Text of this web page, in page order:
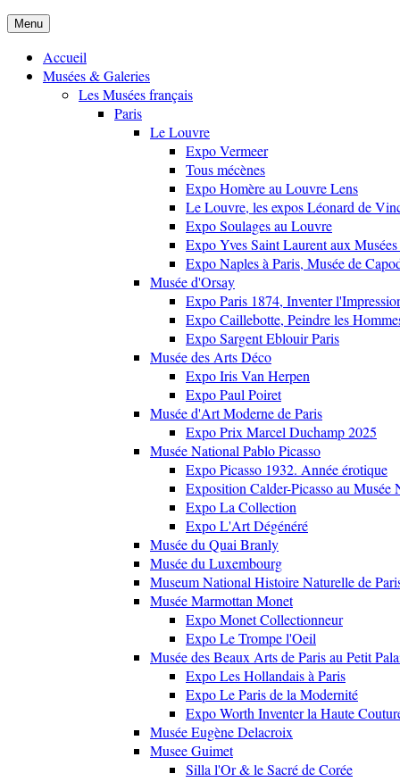
Menu
Accueil
Musées & Galeries
Les Musées français
Paris
Le Louvre
Expo Vermeer
Tous mécènes
Expo Homère au Louvre Lens
Le Louvre, les expos Léonard de
Expo Soulages au Louvre
Expo Yves Saint Laurent aux
Expo Naples à Paris, Musée de
Musée d'Orsay
Expo Paris 1874, Inventer
Expo Caillebotte, Peindre les
Expo Sargent Eblouir Paris
Musée des Arts Déco
Expo Iris Van Herpen
Expo Paul Poiret
Musée d'Art Moderne de Paris
Expo Prix Marcel Duchamp 2025
Musée National Pablo Picasso
Expo Picasso 1932. Année érotique
Exposition Calder-Picasso au Musée
Expo La Collection
Expo L'Art Dégénéré
Musée du Quai Branly
Musée du Luxembourg
Museum National Histoire Naturelle de
Musée Marmottan Monet
Expo Monet Collectionneur
Expo Le Trompe l'Oeil
Musée des Beaux Arts de Paris au Petit
Expo Les Hollandais à Paris
Expo Le Paris de la Modernité
Expo Worth Inventer la Haute
Musée Eugène Delacroix
Musee Guimet
Silla l'Or & le Sacré de Corée